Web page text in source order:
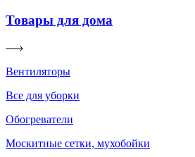
Товары для дома
Вентиляторы
Все для уборки
Обогреватели
Москитные сетки, мухобойки